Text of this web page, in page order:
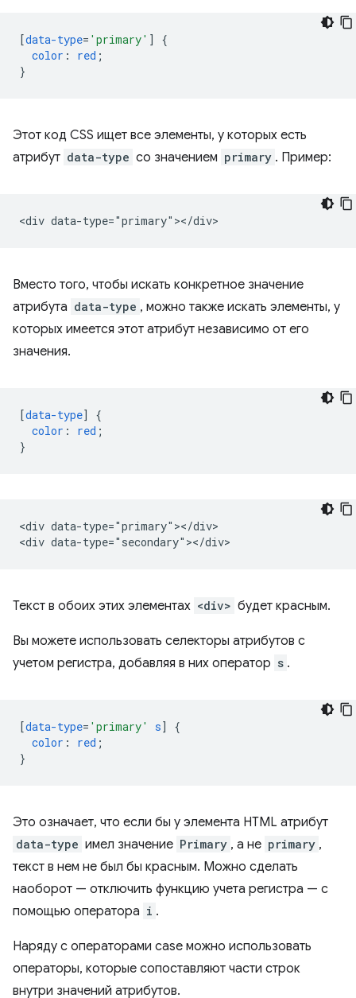
[data-type= 'primary' ]
{
color : red ;
}
Этот код CSS ищет все элементы, у которых есть
атрибут data-type со значением primary . Пример:
Вместо того, чтобы искать конкретное значение
атрибута data-type , можно также искать элементы, у
которых имеется этот атрибут независимо от его
значения.
[data-type]
{
color : red ;
}
<div data-type="primary"></div>
Текст в обоих этих элементах <div> будет красным.
Вы можете использовать селекторы атрибутов с
учетом регистра, добавляя в них оператор s .
[data-type= 'primary' s]
{
color : red ;
}
Это означает, что если бы у элемента HTML атрибут
data-type имел значение Primary , а не primary ,
текст в нем не был бы красным. Можно сделать
наоборот — отключить функцию учета регистра — с
помощью оператора i .
Наряду с операторами case можно использовать
операторы, которые сопоставляют части строк
внутри значений атрибутов.